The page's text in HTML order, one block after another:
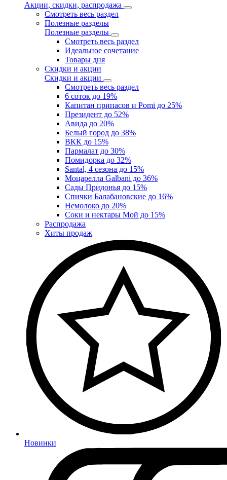
Акции, скидки, распродажа
Смотреть весь раздел
Полезные разделы
Полезные разделы
Смотреть весь раздел
Идеальное сочетание
Товары дня
Скидки и акции
Скидки и акции
Смотреть весь раздел
6 соток до 19%
Капитан припасов и Pomi до 25%
Президент до 52%
Авида до 20%
Белый город до 38%
ВКК до 15%
Пармалат до 30%
Помидорка до 32%
Santal, 4 сезона до 15%
Моцарелла Galbani до 36%
Сады Придонья до 15%
Спички Балабановские до 16%
Немолоко до 20%
Соки и нектары Мой до 15%
Распродажа
Хиты продаж
Новинки